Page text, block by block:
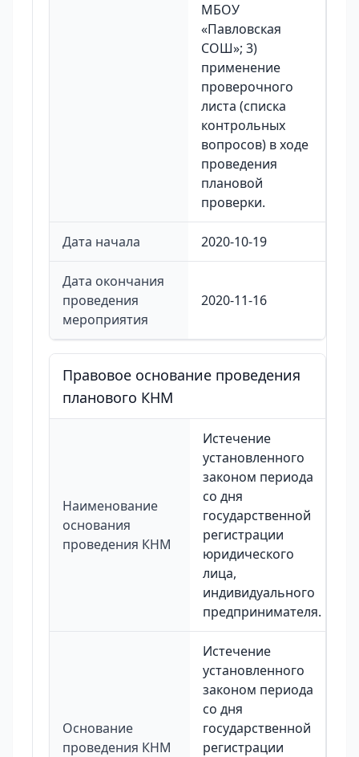
МБОУ
«Павловская
СОШ»; 3)
применение
проверочного
листа (списка
контрольных
вопросов) в ходе
проведения
плановой
проверки.
Дата начала 2020-10-19
Дата окончания
проведения
мероприятия
2020-11-16
Правовое основание проведения
планового КНМ
Наименование
основания
проведения КНМ
Истечение
установленного
законом периода
со дня
государственной
регистрации
юридического
лица,
индивидуального
предпринимателя.
Основание
проведения КНМ
Истечение
установленного
законом периода
со дня
государственной
регистрации